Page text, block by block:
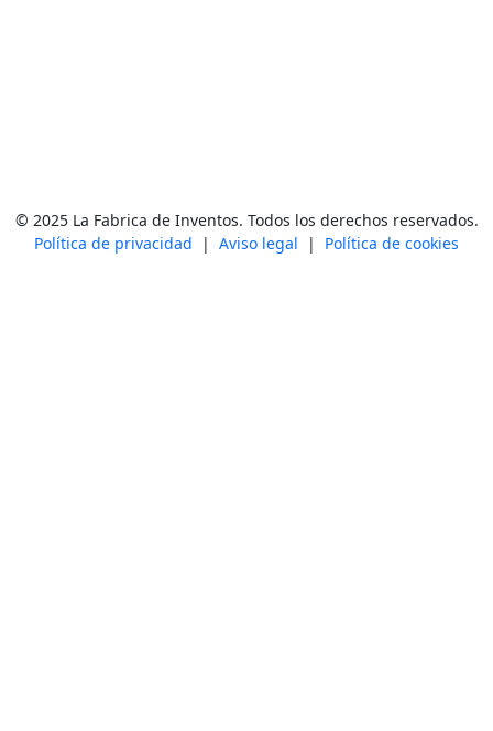
© 2025 La Fabrica de Inventos. Todos los derechos reservados.
Política de privacidad
| Aviso legal | Política de cookies